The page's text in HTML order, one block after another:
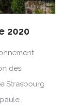
2020
des
Strasbourg